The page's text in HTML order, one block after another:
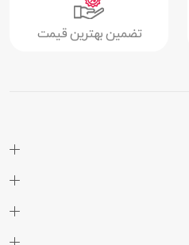
تضمین بهترین قیمت